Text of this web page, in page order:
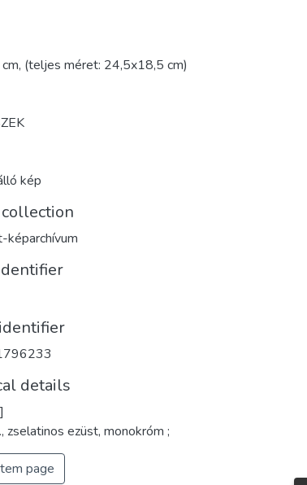
(teljes méret: 24,5x18,5 cm)
kép
képarchívum
details
zselatinos ezüst, monokróm ;
page